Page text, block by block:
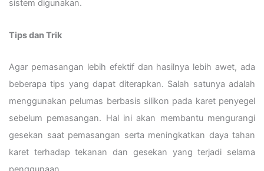
sistem digunakan.
Tips dan Trik
Agar pemasangan lebih efektif dan hasilnya lebih awet, ada
beberapa tips yang dapat diterapkan. Salah satunya adalah
menggunakan pelumas berbasis silikon pada karet penyegel
sebelum pemasangan. Hal ini akan membantu mengurangi
gesekan saat pemasangan serta meningkatkan daya tahan
karet terhadap tekanan dan gesekan yang terjadi selama